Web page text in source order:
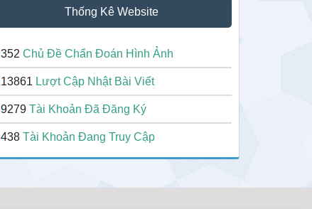
Thống Kê Website
352 Chủ Đề Chẩn Đoán Hình Ảnh
13861 Lượt Cập Nhật Bài Viết
9279 Tài Khoản Đã Đăng Ký
438 Tài Khoản Đang Truy Cập